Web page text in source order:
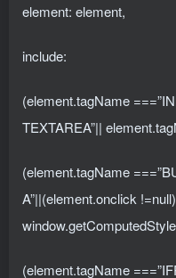
element: element,
include:
(element.tagName
TEXTAREA”||
(element.tagName
A”||(element.onclick
(element.tagName